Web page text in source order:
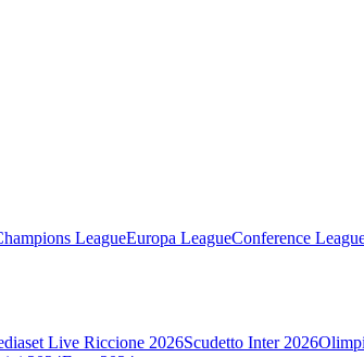
LeagueEuropa LeagueConference
Live Riccione 2026Scudetto Inter 2026